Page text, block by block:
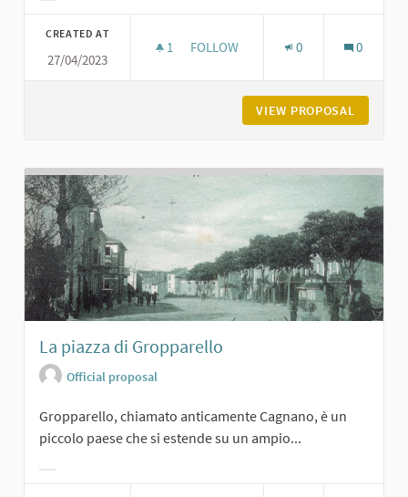
CREATED AT
27/04/2023
1 1 FOLLOWER
FOLLOW 0 0
VIEW PROPOSAL
La piazza di Gropparello
Official proposal
Gropparello, chiamato anticamente Cagnano, è un
piccolo paese che si estende su un ampio...